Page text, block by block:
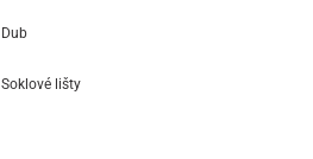
Dub
Soklové lišty